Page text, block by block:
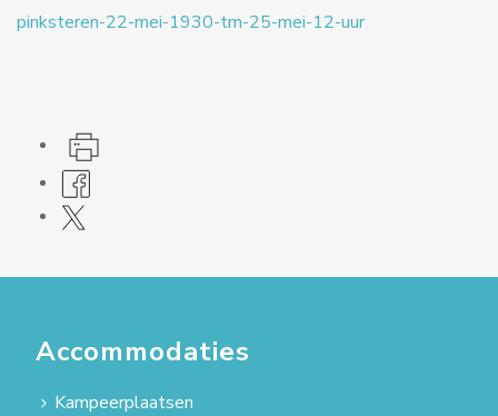
pinksteren-22-mei-1930-tm-25-mei-12-uur
Accommodaties
Kampeerplaatsen